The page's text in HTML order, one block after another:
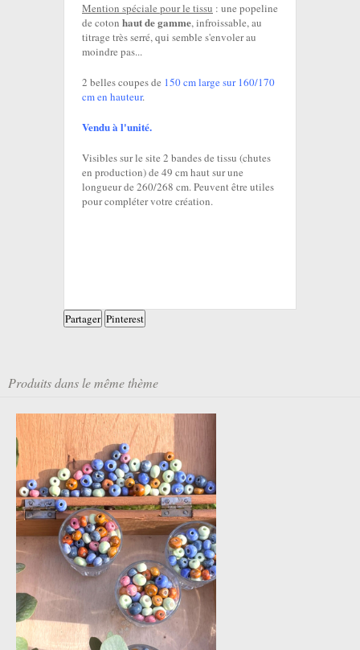
Mention spéciale pour le tissu : une popeline
de coton haut de gamme, infroissable, au
titrage très serré, qui semble s'envoler au
moindre pas...
2 belles coupes de 150 cm large sur 160/170
cm en hauteur.
Vendu à l'unité.
Visibles sur le site 2 bandes de tissu (chutes
en production) de 49 cm haut sur une
longueur de 260/268 cm. Peuvent être utiles
pour compléter votre création.
Partager Pinterest
Produits dans le même thème